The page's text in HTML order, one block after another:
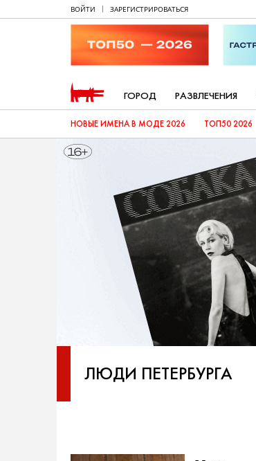
ВОЙТИ ЗАРЕГИСТРИРОВАТЬСЯ
ГОРОД РАЗВЛЕЧЕНИЯ
НОВЫЕ ИМЕНА В МОДЕ 2026 ТОП50 2026
ЛЮДИ ПЕТЕРБУРГА